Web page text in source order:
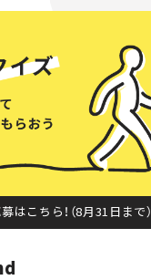
はこちら！（8月31日まで）